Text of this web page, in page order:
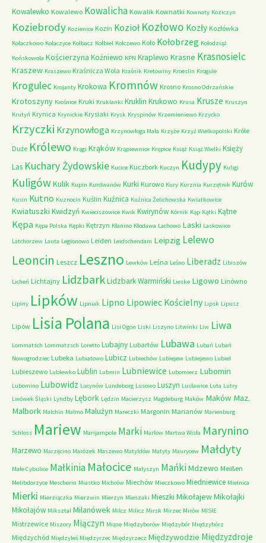
Kowalewko Kowalewo Kowalicha Kowalik Kownatki Kownaty Koziczyn
Koziebrody Kozienice Kozin Kozioł Kozłowo Kozły Kozłówka
Kołaczkowo Kołaczyce Kołbacz Kołbiel Kołczewo Koło Kołobrzeg Kołodziąż
Końskowola Kościerzyna Koźniewo KPN Kraplewo Krasne Krasnosielc
Kraszew Kraszewo Kraśnicza Wola Kraśnik Kretowiny Kroeslin Krogule
Krogulec Krojanty Krokowa Kromnów Krosno Krosno Odrzańskie
Krotoszyny Krośnice Kruki Kruklanki Kruklin Krukowo Krusa Krusze Kruszyn
Krutyń Krynica Krynickie Krysiaki Krysk Kryspinów Krzemieniewo Krzycko
Krzyczki Krzynowłoga Krzynowłoga Mała Krzyże Krzyż Wielkopolski Króle
Duże Królewo Krągi Krąków Krąpiewnice Krępice Książ Książ Wielki Księży
Las Kuchary Żydowskie Kucice Kuczbork Kuczyn Kudypy Kuligi
KuligówKulik Kupin Kurdwanów Kurki Kurowo Kury Kurznia Kurzętnik Kurów
Kusin Kutno Kuznocin Kuślin Kuźnica Kuźnica Żelichowska Kwiatkowice
Kwiatuszki Kwidzyń Kwieciszowice Kwik Kwirynów Kórnik Kąp Kątki Kątne
Kępa Kępa Polska Kępki Kętrzyn Kłanino Kłodawa Lachowo Laski Laskowice
Latchorzew Lauta Legionowo Leiden Leidschendam Leipzig Lelewo
Leoncin Leszcz Leszno Lewków Leśna Leśno Liberadz Libiszów
Licheń Lichtajny LidzbarkLidzbark Warmiński Lieske Ligowo Linówno
Lipiny Lipków Lipniak Lipno Lipowiec Kościelny Lipsk Lipusz
Lipów Lisia Polana Lisi Ogon Liski Liszyno Litwinki Liw Liwa
Lommatsch Lommatzsch Loretto Lubajny Lubartów Lubawa Lubań Lubań
Nowogrodziec Lubeka Lubiatowo Lubicz Lubiechów Lubiejew Lubiejewo Lubiel
Lubieszewo Lublewko Lublin Lubmin Lubniewice Lubomierz Lubomin
Lubomino Lubowidz Lucynów Lundeborg Lusowo Luszyn Lusławice Luta Lutry
Lwówek Śląski Lyndby Lębork Lędzin Macierzysz Magdeburg Maków Maków Maz.
Malbork Malchin Malmo Malużyn Mareczki Margonin Marianów Marienburg
Schloss Mariew Marijampole Marki Marlow Martwa Wisła Marynino
Marzewo Marzęcino Marózek Maszewo Matyldów Matyty Maurycew Małdyty
Małe Cybulice Małkinia Małocice Małyszyn MańkiMdzewo Meißen
Melibdorzyce Mescherin Miastko Michrów Miechów Mieczkowo Miedniewice Mielnica
Mierki Mierziączka Mierzwin Mierzyn Mieszaki Mieszki MikołajewMikołajki
Mikołajów Miksztal Milanówek Milcz Milicz Mirsk Mirzec Mirów MISIE
Mistrzewice Miszory Miączyn Miąse Międzyborów Międzybór Międzybórz
Międzychód Międzyleś Międzyrzec Międzyrzecz Międzywodzie Międzyzdroje